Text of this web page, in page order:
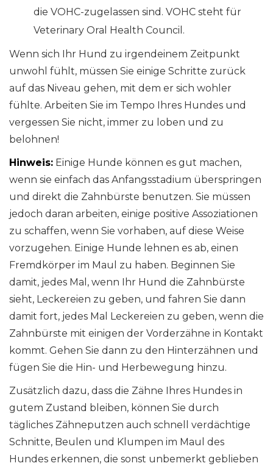
die VOHC-zugelassen sind. VOHC steht für
Veterinary Oral Health Council.
Wenn sich Ihr Hund zu irgendeinem Zeitpunkt
unwohl fühlt, müssen Sie einige Schritte zurück
auf das Niveau gehen, mit dem er sich wohler
fühlte. Arbeiten Sie im Tempo Ihres Hundes und
vergessen Sie nicht, immer zu loben und zu
belohnen!
Hinweis: Einige Hunde können es gut machen,
wenn sie einfach das Anfangsstadium überspringen
und direkt die Zahnbürste benutzen. Sie müssen
jedoch daran arbeiten, einige positive Assoziationen
zu schaffen, wenn Sie vorhaben, auf diese Weise
vorzugehen. Einige Hunde lehnen es ab, einen
Fremdkörper im Maul zu haben. Beginnen Sie
damit, jedes Mal, wenn Ihr Hund die Zahnbürste
sieht, Leckereien zu geben, und fahren Sie dann
damit fort, jedes Mal Leckereien zu geben, wenn die
Zahnbürste mit einigen der Vorderzähne in Kontakt
kommt. Gehen Sie dann zu den Hinterzähnen und
fügen Sie die Hin- und Herbewegung hinzu.
Zusätzlich dazu, dass die Zähne Ihres Hundes in
gutem Zustand bleiben, können Sie durch
tägliches Zähneputzen auch schnell verdächtige
Schnitte, Beulen und Klumpen im Maul des
Hundes erkennen, die sonst unbemerkt geblieben